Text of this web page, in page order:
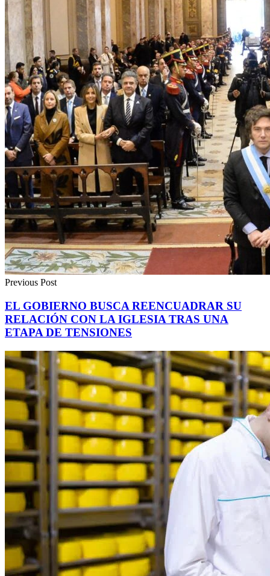
Previous Post
EL GOBIERNO BUSCA REENCUADRAR SU
RELACIÓN CON LA IGLESIA TRAS UNA
ETAPA DE TENSIONES